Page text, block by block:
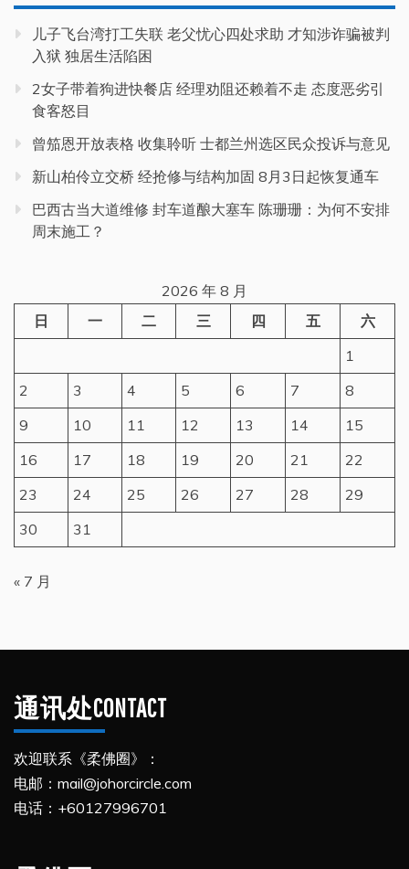
儿子飞台湾打工失联 老父忧心四处求助 才知涉诈骗被判
入狱 独居生活陷困
2女子带着狗进快餐店 经理劝阻还赖着不走 态度恶劣引
食客怒目
曾笳恩开放表格 收集聆听 士都兰州选区民众投诉与意见
新山柏伶立交桥 经抢修与结构加固 8月3日起恢复通车
巴西古当大道维修 封车道酿大塞车 陈珊珊：为何不安排
周末施工？
2026 年 8 月
日
一 二 三 四 五
六
1
2
3 4 5 6 7
8
9
10 11 12 13 14
15
16
17 18 19 20 21
22
23
24 25 26 27 28
29
30
31
« 7 月
通讯处CONTACT
欢迎联系《柔佛圈》：
电邮：mail@johorcircle.com
电话：+60127996701